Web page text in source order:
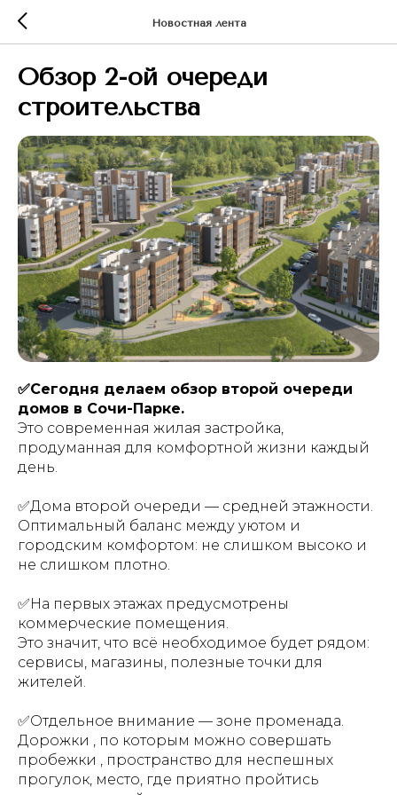
Новостная лента
Обзор 2-ой очереди
строительства
✅Сегодня делаем обзор второй очереди
домов в Сочи-Парке.
Это современная жилая застройка,
продуманная для комфортной жизни каждый
день.
✅Дома второй очереди — средней этажности.
Оптимальный баланс между уютом и
городским комфортом: не слишком высоко и
не слишком плотно.
✅На первых этажах предусмотрены
коммерческие помещения.
Это значит, что всё необходимое будет рядом:
сервисы, магазины, полезные точки для
жителей.
✅Отдельное внимание — зоне променада.
Дорожки , по которым можно совершать
пробежки , пространство для неспешных
прогулок, место, где приятно пройтись